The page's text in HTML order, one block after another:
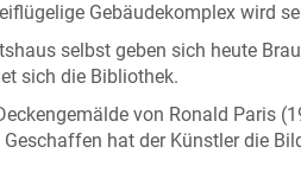
Gebäudekomplex wird
selbst geben sich heute
sich die Bibliothek.
von Ronald Paris
Geschaffen hat der Künstler die